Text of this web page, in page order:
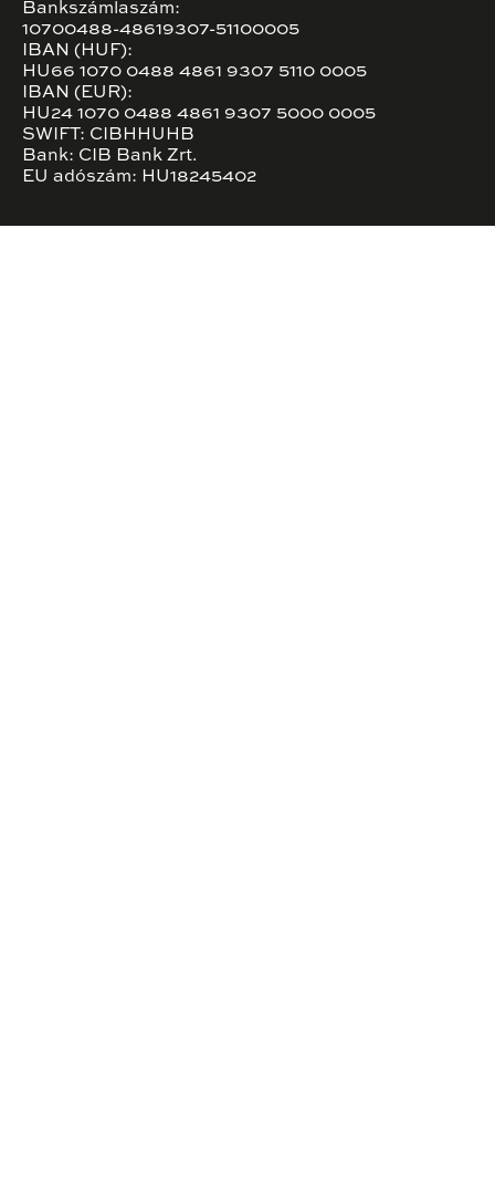
Bankszámlaszám:
10700488-48619307-51100005
IBAN (HUF):
HU66 1070 0488 4861 9307 5110 0005
IBAN (EUR):
HU24 1070 0488 4861 9307 5000 0005
SWIFT: CIBHHUHB
Bank: CIB Bank Zrt.
EU adószám: HU18245402